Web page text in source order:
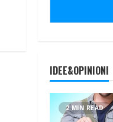
IDEE&OPINIONI
2 MIN READ